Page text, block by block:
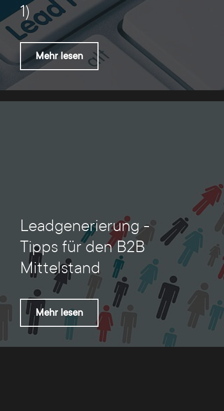
1)
Mehr lesen
Leadgenerierung -
Tipps für den B2B
Mittelstand
Mehr lesen